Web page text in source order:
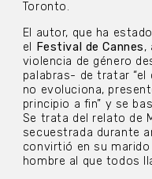
Toronto.
El autor, que ha
el
Festival de Cannes,
violencia de género
palabras- de tratar “el
no evoluciona,
principio a fin” y se
Se trata del relato de
secuestrada durante
convirtió en su
hombre al que todos